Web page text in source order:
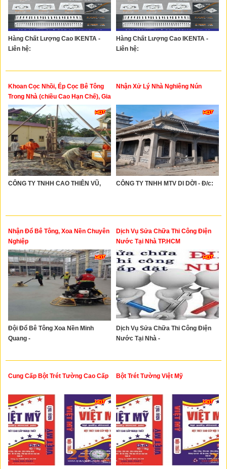
Hàng Chất Lượng Cao IKENTA -
Liên hệ:
Hàng Chất Lượng Cao IKENTA -
Liên hệ:
Khoan Cọc Nhồi, Ép Cọc Bê Tông
Trong Nhà (chiều Cao Hạn Chế), Gia
Cố Nền Và Nền Móng, Xử Lý Nhà
Nghiêng Lún
CÔNG TY TNHH CAO THIÊN VŨ,
Nhận Xử Lý Nhà Nghiêng Nún
CÔNG TY TNHH MTV DI DỜI - Đ/c:
Nhận Đổ Bê Tông, Xoa Nền Chuyên
Nghiệp
Đội Đổ Bê Tông Xoa Nền Minh
Quang -
Dịch Vụ Sửa Chữa Thi Công Điện
Nước Tại Nhà TP.HCM
Dịch Vụ Sửa Chữa Thi Công Điện
Nước Tại Nhà -
Cung Cấp Bột Trét Tường Cao Cấp Bột Trét Tường Việt Mỹ